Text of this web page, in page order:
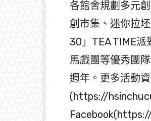
各館舍規劃多元
創市集、迷你拉
30」TEA TIME派
馬戲團等優秀團
週年。更多活動
(https://